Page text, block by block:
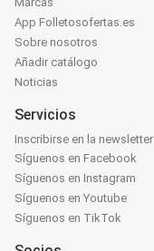
App Folletosofertas.es
Sobre nosotros
Añadir catálogo
Noticias
Servicios
Inscribirse en la newsletter
Síguenos en Facebook
Síguenos en Instagram
Síguenos en Youtube
Síguenos en TikTok